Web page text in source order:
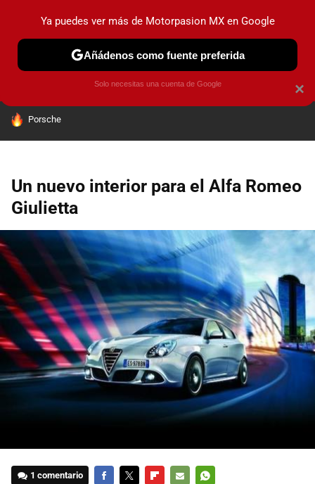
PRUEBAS INDUSTRIA HOY NO CIRCULA
HOY SE HABLA DE
Porsche
Un nuevo interior para el Alfa Romeo
Giulietta
1 comentario
×
Ya puedes ver más de Motorpasion MX en Google
Añádenos como fuente preferida
Solo necesitas una cuenta de Google